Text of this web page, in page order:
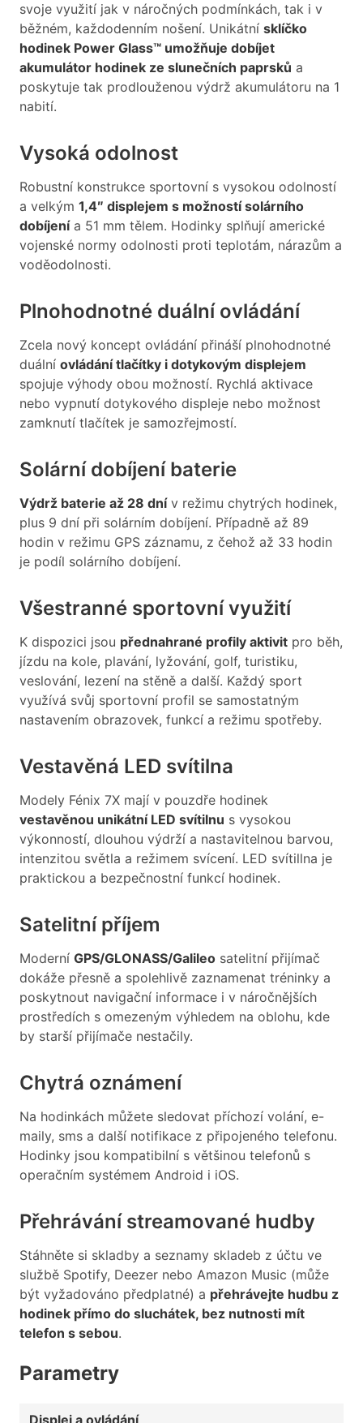
svoje využití jak v náročných podmínkách, tak i v
běžném, každodenním nošení. Unikátní sklíčko
hodinek Power Glass™ umožňuje dobíjet
akumulátor hodinek ze slunečních paprsků a
poskytuje tak prodlouženou výdrž akumulátoru na 1
nabití.
Vysoká odolnost
Robustní konstrukce sportovní s vysokou odolností
a velkým 1,4″ displejem s možností solárního
dobíjenía 51 mm tělem. Hodinky splňují americké
vojenské normy odolnosti proti teplotám, nárazům a
voděodolnosti.
Plnohodnotné duální ovládání
Zcela nový koncept ovládání přináší plnohodnotné
duální ovládání tlačítky i dotykovým displejem
spojuje výhody obou možností. Rychlá aktivace
nebo vypnutí dotykového displeje nebo možnost
zamknutí tlačítek je samozřejmostí.
Solární dobíjení baterie
Výdrž baterie až 28 dnív režimu chytrých hodinek,
plus 9 dní při solárním dobíjení. Případně až 89
hodin v režimu GPS záznamu, z čehož až 33 hodin
je podíl solárního dobíjení.
Všestranné sportovní využití
K dispozici jsou přednahrané profily aktivit pro běh,
jízdu na kole, plavání, lyžování, golf, turistiku,
veslování, lezení na stěně a další. Každý sport
využívá svůj sportovní profil se samostatným
nastavením obrazovek, funkcí a režimu spotřeby.
Vestavěná LED svítilna
Modely Fénix 7X mají v pouzdře hodinek
vestavěnou unikátní LED svítilnu s vysokou
výkonností, dlouhou výdrží a nastavitelnou barvou,
intenzitou světla a režimem svícení. LED svítillna je
praktickou a bezpečnostní funkcí hodinek.
Satelitní příjem
Moderní GPS/GLONASS/Galileo satelitní přijímač
dokáže přesně a spolehlivě zaznamenat tréninky a
poskytnout navigační informace i v náročnějších
prostředích s omezeným výhledem na oblohu, kde
by starší přijímače nestačily.
Chytrá oznámení
Na hodinkách můžete sledovat příchozí volání, e-
maily, sms a další notifikace z připojeného telefonu.
Hodinky jsou kompatibilní s většinou telefonů s
operačním systémem Android i iOS.
Přehrávání streamované hudby
Stáhněte si skladby a seznamy skladeb z účtu ve
službě Spotify, Deezer nebo Amazon Music (může
být vyžadováno předplatné) a přehrávejte hudbu z
hodinek přímo do sluchátek, bez nutnosti mít
telefon s sebou.
Parametry